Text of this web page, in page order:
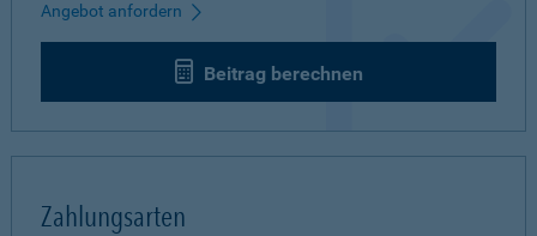
Angebot anfordern
Beitrag berechnen
Zahlungsarten